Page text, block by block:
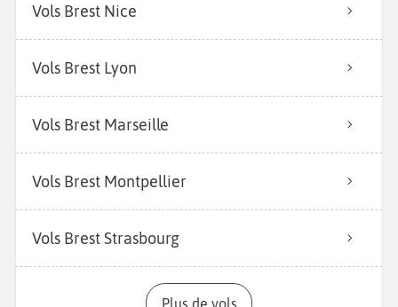
Vols Brest Nice
Vols Brest Lyon
Vols Brest Marseille
Vols Brest Montpellier
Vols Brest Strasbourg
Plus de vols